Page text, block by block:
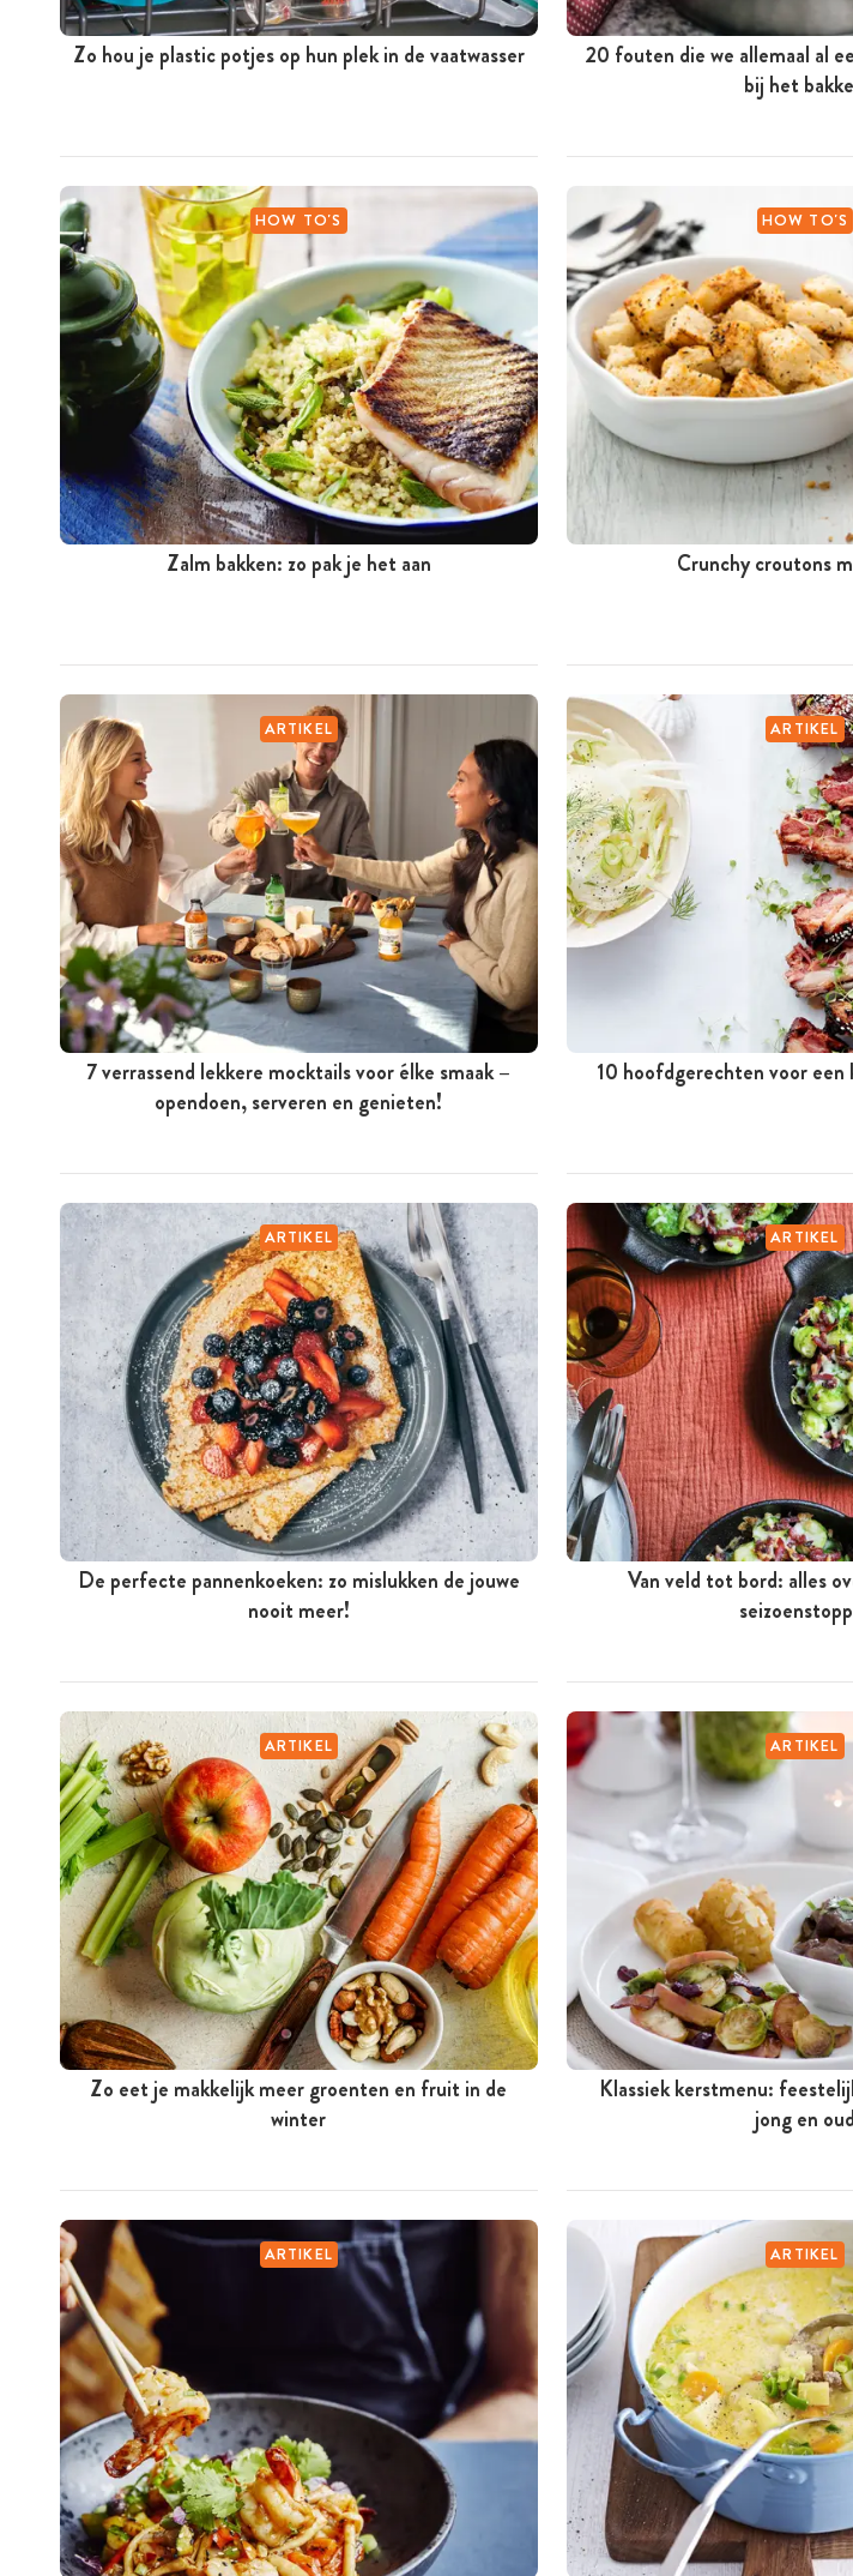
Zo hou je plastic potjes op hun plek in de vaatwasser
20 fouten die we allemaal al
bij het
HOW TO'S
Zalm bakken: zo pak je het aan
HOW TO'S
Crunchy croutons
ARTIKEL
7 verrassend lekkere mocktails voor élke smaak –
opendoen, serveren en genieten!
ARTIKEL
10 hoofdgerechten voor een
ARTIKEL
De perfecte pannenkoeken: zo mislukken de jouwe
nooit meer!
ARTIKEL
Van veld tot bord: alles
ARTIKEL
Zo eet je makkelijk meer groenten en fruit in de
winter
ARTIKEL
Klassiek kerstmenu:
jong en oud
ARTIKEL ARTIKEL